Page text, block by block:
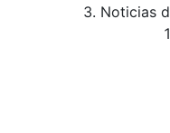
Noticias